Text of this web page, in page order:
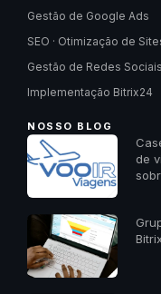
Gestão de Google Ads
SEO · Otimização de
Gestão de Redes Sociais
Implementação Bitrix24
NOSSO BLOG
de